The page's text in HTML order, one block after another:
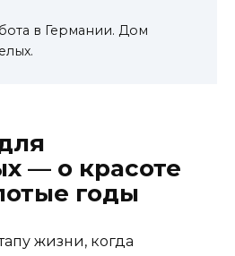
в Германии. Дом
— о красоте
годы
жизни, когда